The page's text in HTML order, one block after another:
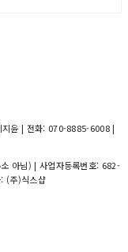
지윤 | 전화: 070-8885-6008 |
아님) | 사업자등록번호: 682-
(주)식스샵